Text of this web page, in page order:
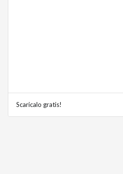
Scaricalo gratis!